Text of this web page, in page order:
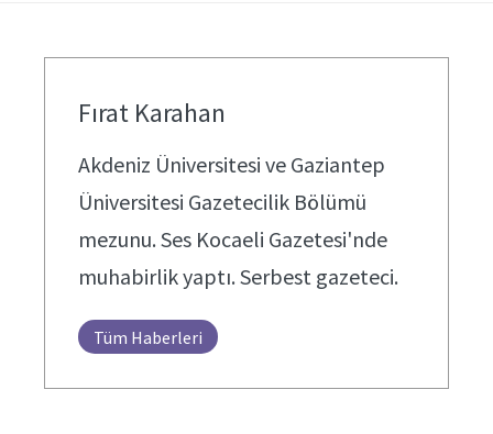
Fırat Karahan
Akdeniz Üniversitesi ve Gaziantep
Üniversitesi Gazetecilik Bölümü
mezunu. Ses Kocaeli Gazetesi'nde
muhabirlik yaptı. Serbest gazeteci.
Tüm Haberleri